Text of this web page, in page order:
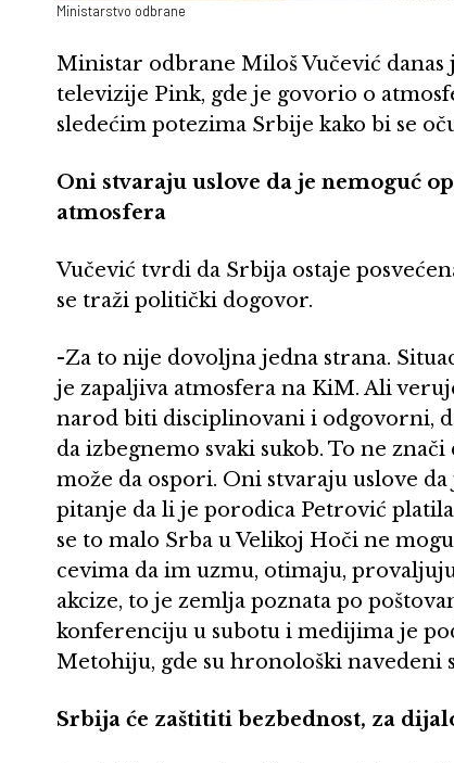
Ministarstvo odbrane
Ministar odbrane Miloš Vučević
televizije Pink, gde je govorio o
sledećim potezima Srbije kako bi se
Oni stvaraju uslove da je nemoguć
atmosfera
Vučević tvrdi da Srbija ostaje
se traži politički dogovor.
-Za to nije dovoljna jedna strana.
je zapaljiva atmosfera na KiM. Ali
narod biti disciplinovani i odgovorni,
da izbegnemo svaki sukob. To ne
može da ospori. Oni stvaraju uslove
pitanje da li je porodica Petrović
se to malo Srba u Velikoj Hoči ne
cevima da im uzmu, otimaju,
akcize, to je zemlja poznata po
konferenciju u subotu i medijima je
Metohiju, gde su hronološki navedeni
Srbija će zaštititi bezbednost, za